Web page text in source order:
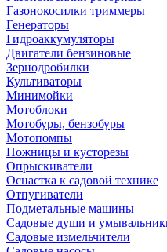
Газонокосилки триммеры
Генераторы
Гидроаккумуляторы
Двигатели бензиновые
Зернодробилки
Культиваторы
Минимойки
Мотоблоки
Мотобуры, бензобуры
Мотопомпы
Ножницы и кусторезы
Опрыскиватели
Оснастка к садовой технике
Отпугиватели
Подметальные машины
Садовые души и
Садовые измельчители